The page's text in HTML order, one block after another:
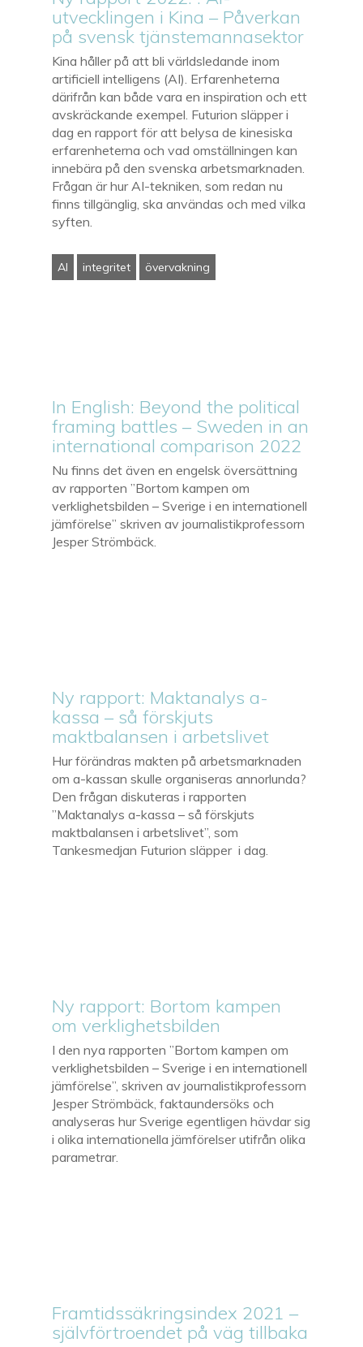
utvecklingen i Kina – Påverkan
på svensk tjänstemannasektor
Kina håller på att bli världsledande inom
artificiell intelligens (AI). Erfarenheterna
därifrån kan både vara en inspiration och ett
avskräckande exempel. Futurion släpper i
dag en rapport för att belysa de kinesiska
erfarenheterna och vad omställningen kan
innebära på den svenska arbetsmarknaden.
Frågan är hur AI-tekniken, som redan nu
finns tillgänglig, ska användas och med vilka
syften.
AI integritet övervakning
In English: Beyond the political
framing battles – Sweden in an
international comparison 2022
Nu finns det även en engelsk översättning
av rapporten ”Bortom kampen om
verklighetsbilden – Sverige i en internationell
jämförelse” skriven av journalistikprofessorn
Jesper Strömbäck.
Ny rapport: Maktanalys a-
kassa – så förskjuts
maktbalansen i arbetslivet
Hur förändras makten på arbetsmarknaden
om a-kassan skulle organiseras annorlunda?
Den frågan diskuteras i rapporten
”Maktanalys a-kassa – så förskjuts
maktbalansen i arbetslivet”, som
Tankesmedjan Futurion släpper i dag.
Ny rapport: Bortom kampen
om verklighetsbilden
I den nya rapporten ”Bortom kampen om
verklighetsbilden – Sverige i en internationell
jämförelse”, skriven av journalistikprofessorn
Jesper Strömbäck, faktaundersöks och
analyseras hur Sverige egentligen hävdar sig
i olika internationella jämförelser utifrån olika
parametrar.
Framtidssäkringsindex 2021 –
självförtroendet på väg tillbaka